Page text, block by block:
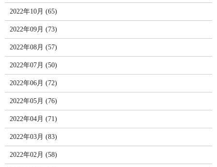
2022年10月 (65)
2022年09月 (73)
2022年08月 (57)
2022年07月 (50)
2022年06月 (72)
2022年05月 (76)
2022年04月 (71)
2022年03月 (83)
2022年02月 (58)